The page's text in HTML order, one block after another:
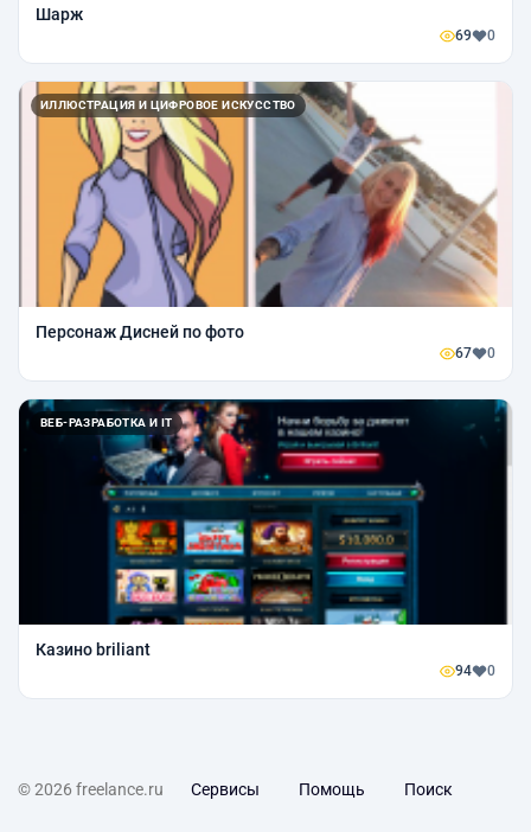
Шарж
69 0
ИЛЛЮСТРАЦИЯ И ЦИФРОВОЕ ИСКУССТВО
Персонаж Дисней по фото
67 0
ВЕБ-РАЗРАБОТКА И IT
Казино briliant
94 0
© 2026 freelance.ru Сервисы Помощь Поиск